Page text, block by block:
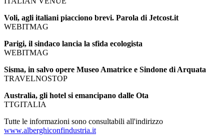
Voli, agli italiani piacciono brevi. Parola di Jetcost.it
WEBITMAG
Parigi, il sindaco lancia la sfida ecologista
WEBITMAG
Sisma, in salvo opere Museo Amatrice e Sindone di Arquata
TRAVELNOSTOP
Australia, gli hotel si emancipano dalle Ota
TTGITALIA
Tutte le informazioni sono consultabili all'indirizzo
www.alberghiconfindustria.it